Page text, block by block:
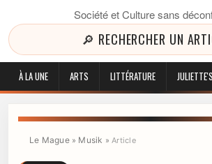
Société et Culture sans
🔎 RECHERCHER UN
À LA UNE ARTS LITTÉRATURE
Le Mague» Musik »Article